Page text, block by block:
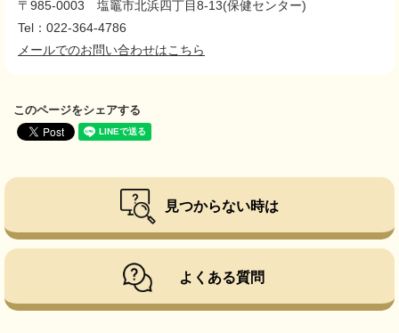
〒985-0003
塩竈市北浜四丁目8-13(保健センター)
Tel：022-364-4786
メールでのお問い合わせはこちら
このページをシェアする
見つからない時は
よくある質問